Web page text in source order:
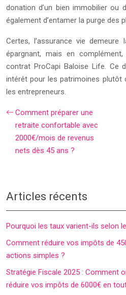
donation d’un bien immobilier ou
également d’entamer la purge des
Certes, l’assurance vie demeure
épargnant, mais en
contrat ProCapi Baloise Life. Ce
intérêt pour les patrimoines plutôt
les entrepreneurs.
Comment préparer une
retraite confortable avec
2000€/mois de revenus
nets dès 45 ans ?
Articles récents
Pourquoi les taux varient-ils selon
Comment réduire vos impôts de
actions simples ?
Stratégie Fiscale 2025 : Comment
réduire vos impôts de 6000€ en